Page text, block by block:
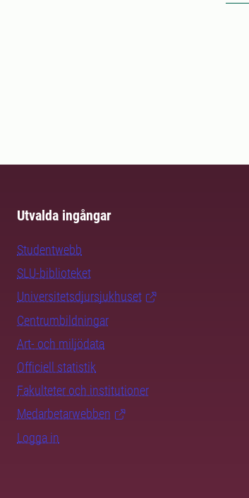
Utvalda ingångar
Studentwebb
SLU-biblioteket
Universitetsdjursjukhuset
Centrumbildningar
Art- och miljödata
Officiell statistik
Fakulteter och institutioner
Medarbetarwebben
Logga in